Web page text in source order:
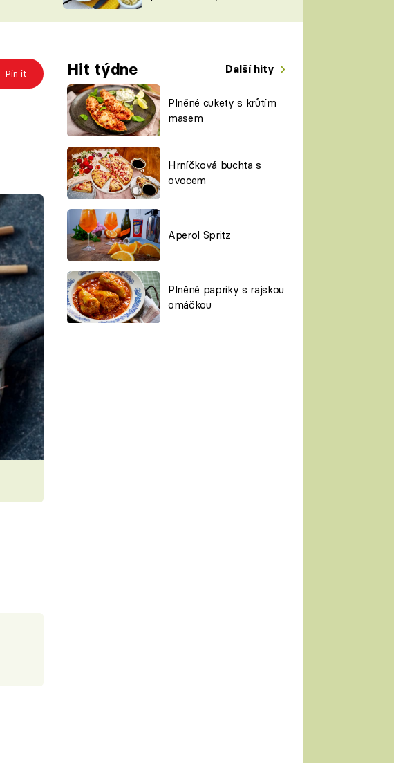
ŠÉFREDAKTORKY
ČASOPIS
Pin it Hit týdne Další hity
Plněné cukety s krůtím
masem
Hrníčková buchta s
ovocem
Aperol Spritz
Plněné papriky s rajskou
omáčkou